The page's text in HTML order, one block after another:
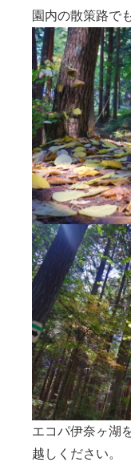
園内の散策路で
エコパ伊奈ヶ湖
越しください。